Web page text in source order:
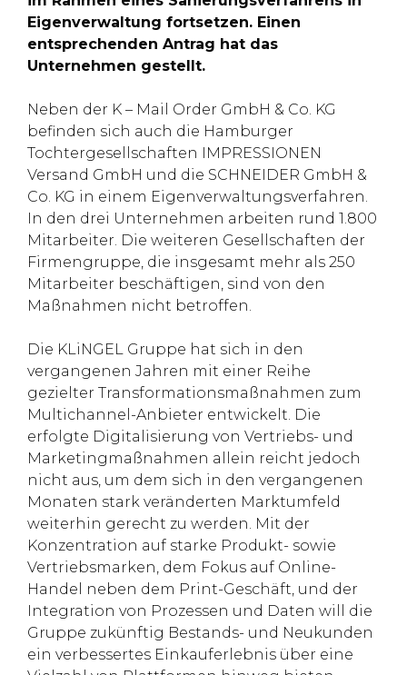
Eigenverwaltung fortsetzen. Einen
entsprechenden Antrag hat das
Unternehmen gestellt.
Neben der K – Mail Order GmbH & Co. KG
befinden sich auch die Hamburger
Tochtergesellschaften IMPRESSIONEN
Versand GmbH und die SCHNEIDER GmbH &
Co. KG in einem Eigenverwaltungsverfahren.
In den drei Unternehmen arbeiten rund 1.800
Mitarbeiter. Die weiteren Gesellschaften der
Firmengruppe, die insgesamt mehr als 250
Mitarbeiter beschäftigen, sind von den
Maßnahmen nicht betroffen.
Die KLiNGEL Gruppe hat sich in den
vergangenen Jahren mit einer Reihe
gezielter Transformationsmaßnahmen zum
Multichannel-Anbieter entwickelt. Die
erfolgte Digitalisierung von Vertriebs- und
Marketingmaßnahmen allein reicht jedoch
nicht aus, um dem sich in den vergangenen
Monaten stark veränderten Marktumfeld
weiterhin gerecht zu werden. Mit der
Konzentration auf starke Produkt- sowie
Vertriebsmarken, dem Fokus auf Online-
Handel neben dem Print-Geschäft, und der
Integration von Prozessen und Daten will die
Gruppe zukünftig Bestands- und Neukunden
ein verbessertes Einkauferlebnis über eine